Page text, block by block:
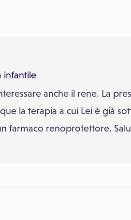
infantile
anche il rene. La
la terapia a cui Lei è già
farmaco renoprotettore.